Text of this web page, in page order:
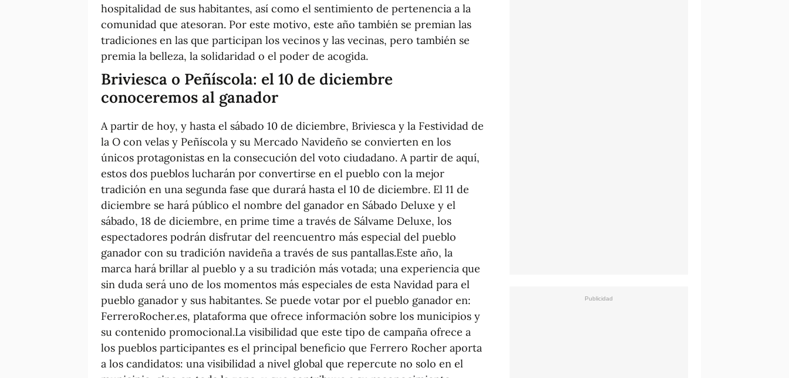
hospitalidad de sus habitantes, así como el sentimiento de pertenencia a la
comunidad que atesoran. Por este motivo, este año también se premian las
tradiciones en las que participan los vecinos y las vecinas, pero también se
premia la belleza, la solidaridad o el poder de acogida.
Briviesca o Peñíscola: el 10 de diciembre
conoceremos al ganador
A partir de hoy, y hasta el sábado 10 de diciembre, Briviesca y la Festividad de
la O con velas y Peñíscola y su Mercado Navideño se convierten en los
únicos protagonistas en la consecución del voto ciudadano. A partir de aquí,
estos dos pueblos lucharán por convertirse en el pueblo con la mejor
tradición en una segunda fase que durará hasta el 10 de diciembre. El 11 de
diciembre se hará público el nombre del ganador en Sábado Deluxe y el
sábado, 18 de diciembre, en prime time a través de Sálvame Deluxe, los
espectadores podrán disfrutar del reencuentro más especial del pueblo
ganador con su tradición navideña a través de sus pantallas.Este año, la
marca hará brillar al pueblo y a su tradición más votada; una experiencia que
sin duda será uno de los momentos más especiales de esta Navidad para el
pueblo ganador y sus habitantes. Se puede votar por el pueblo ganador en:
FerreroRocher.es, plataforma que ofrece información sobre los municipios y
su contenido promocional.La visibilidad que este tipo de campaña ofrece a
los pueblos participantes es el principal beneficio que Ferrero Rocher aporta
a los candidatos: una visibilidad a nivel global que repercute no solo en el